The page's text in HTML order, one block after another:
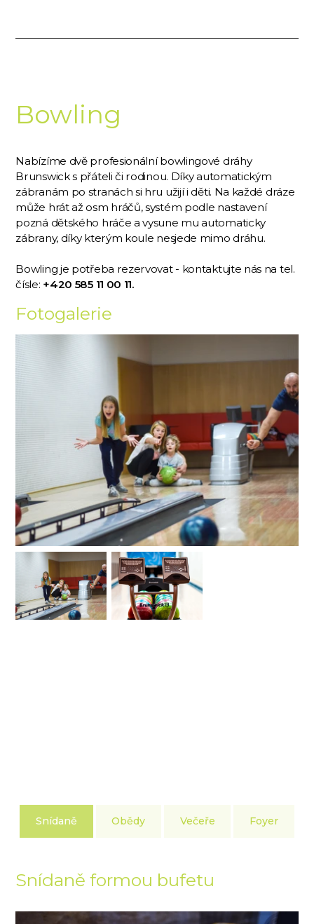
Bowling
Nabízíme dvě profesionální bowlingové dráhy
Brunswick s přáteli či rodinou. Díky automatickým
zábranám po stranách si hru užijí i děti. Na každé dráze
může hrát až osm hráčů, systém podle nastavení
pozná dětského hráče a vysune mu automaticky
zábrany, díky kterým koule nesjede mimo dráhu.
Bowling je potřeba rezervovat - kontaktujte nás na tel.
čísle: +420 585 11 00 11.
Fotogalerie
Snídaně Obědy Večeře Foyer
Snídaně formou bufetu